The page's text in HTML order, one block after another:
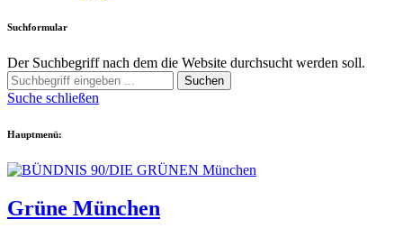
Suchformular
Der Suchbegriff nach dem die Website durchsucht werden soll.
Suchen
Suche schließen
Hauptmenü:
Grüne München